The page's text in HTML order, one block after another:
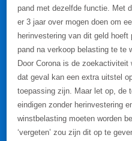
pand met dezelfde functie. Met
er 3 jaar over mogen doen om
herinvestering van dit geld
pand na verkoop belasting te te
Door Corona is de
dat geval kan een extra uitstel
toepassing zijn. Maar let op, de
eindigen zonder herinvestering
winstbelasting moeten worden
‘vergeten’ zou zijn dit op te